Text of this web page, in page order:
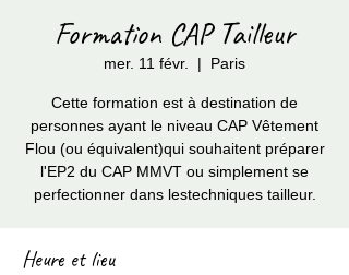
Formation CAP Tailleur
mer. 11 févr.
  |
Paris
Cette formation est à destination de
personnes ayant le niveau CAP Vêtement
Flou (ou équivalent)qui souhaitent préparer
l'EP2 du CAP MMVT ou simplement se
perfectionner dans lestechniques tailleur.
Heure et lieu